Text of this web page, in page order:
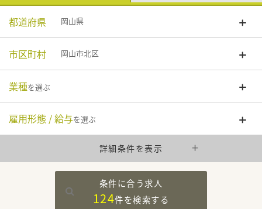
都道府県 岡山県
市区町村 岡山市北区
業種を選ぶ
雇用形態 / 給与を選ぶ
詳細条件を表示
条件に合う求人
124件を検索する